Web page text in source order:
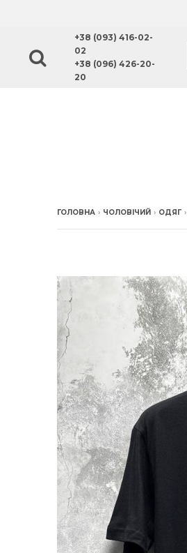
+38 (093) 416-02-
02
+38 (096) 426-20-
20
ГОЛОВНА › ЧОЛОВІЧИЙ › ОДЯГ ›